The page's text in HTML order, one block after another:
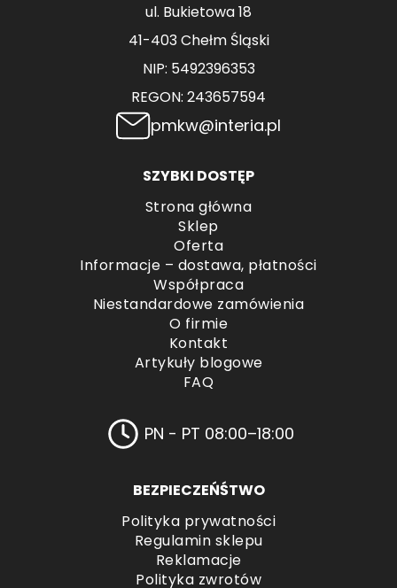
ul. Bukietowa 18
41-403 Chełm Śląski
NIP: 5492396353
REGON: 243657594
pmkw@interia.pl
SZYBKI DOSTĘP
Strona główna
Sklep
Oferta
Informacje – dostawa, płatności
Współpraca
Niestandardowe zamówienia
O firmie
Kontakt
Artykuły blogowe
FAQ
PN - PT 08:00–18:00
BEZPIECZEŃŚTWO
Polityka prywatności
Regulamin sklepu
Reklamacje
Polityka zwrotów